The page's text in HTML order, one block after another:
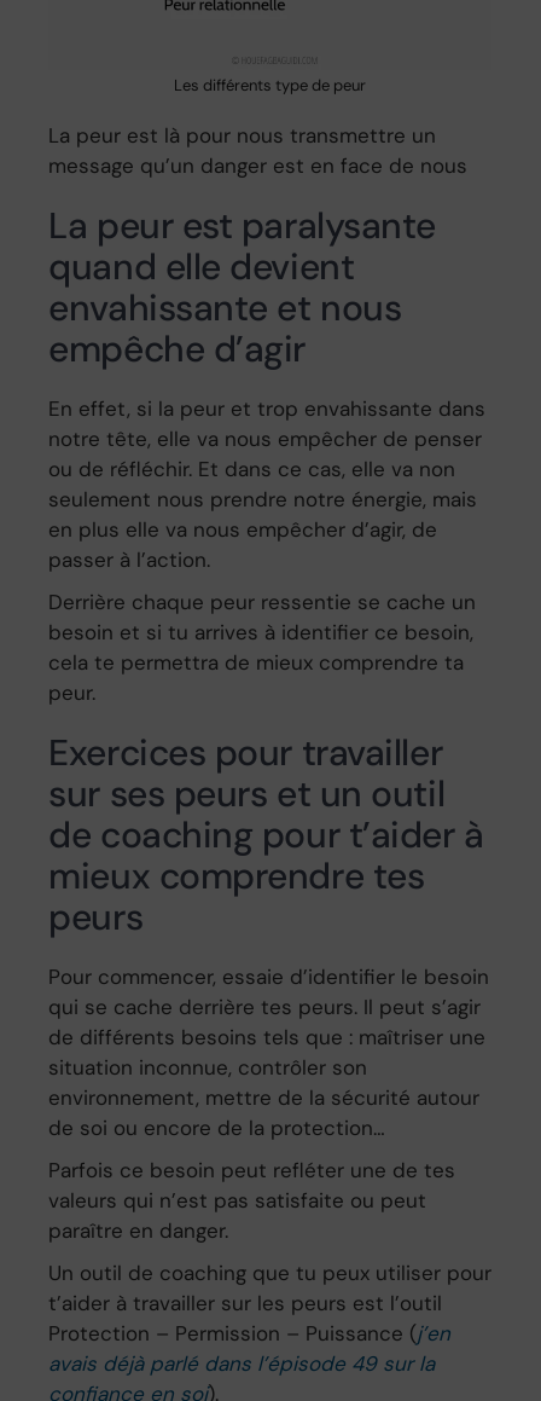
Les différents type de peur
La peur est là pour nous transmettre un
message qu’un danger est en face de nous
La peur est paralysante
quand elle devient
envahissante et nous
empêche d’agir
En effet, si la peur et trop envahissante dans
notre tête, elle va nous empêcher de penser
ou de réfléchir. Et dans ce cas, elle va non
seulement nous prendre notre énergie, mais
en plus elle va nous empêcher d’agir, de
passer à l’action.
Derrière chaque peur ressentie se cache un
besoin et si tu arrives à identifier ce besoin,
cela te permettra de mieux comprendre ta
peur.
Exercices pour travailler
sur ses peurs et un outil
de coaching pour t’aider à
mieux comprendre tes
peurs
Pour commencer, essaie d’identifier le besoin
qui se cache derrière tes peurs. Il peut s’agir
de différents besoins tels que : maîtriser une
situation inconnue, contrôler son
environnement, mettre de la sécurité autour
de soi ou encore de la protection…
Parfois ce besoin peut refléter une de tes
valeurs qui n’est pas satisfaite ou peut
paraître en danger.
Un outil de coaching que tu peux utiliser pour
t’aider à travailler sur les peurs est l’outil
Protection – Permission – Puissance (j’en
avais déjà parlé dans l’épisode 49 sur la
confiance en soi).